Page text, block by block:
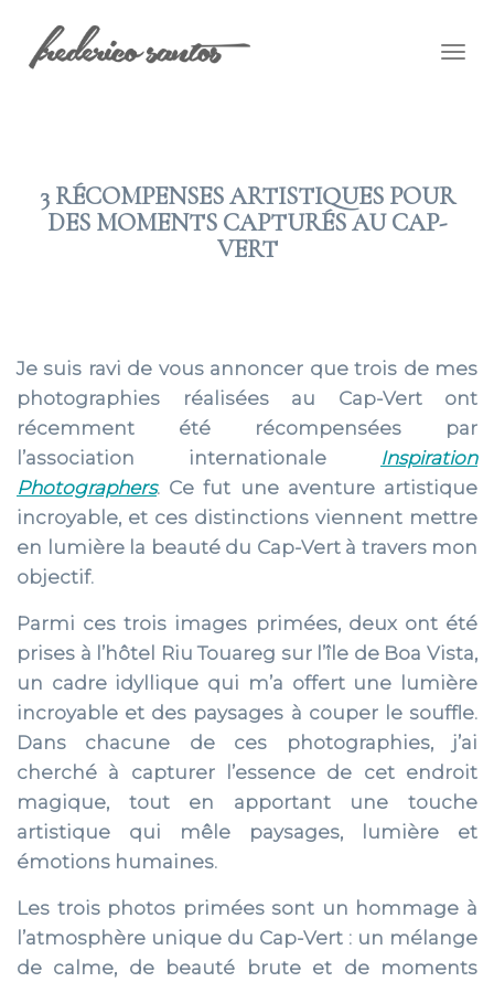
3 RÉCOMPENSES ARTISTIQUES POUR
DES MOMENTS CAPTURÉS AU CAP-
VERT
Je suis ravi de vous annoncer que trois de mes
photographies réalisées au Cap-Vertont
récemment été récompensées par
l’association internationale Inspiration
Photographers. Ce fut une aventure artistique
incroyable, et ces distinctions viennent mettre
en lumière la beauté du Cap-Vert à travers mon
objectif.
Parmi ces trois images primées, deux ont été
prises à l’hôtel Riu Touareg sur l’île de Boa Vista,
un cadre idyllique qui m’a offert une lumière
incroyable et des paysages à couper le souffle.
Dans chacune de ces photographies, j’ai
cherché à capturer l’essence de cet endroit
magique, tout en apportant une touche
artistique qui mêle paysages, lumière et
émotions humaines.
Les trois photos primées sont un hommage à
l’atmosphère unique du Cap-Vert : un mélange
de calme, de beauté brute et de moments